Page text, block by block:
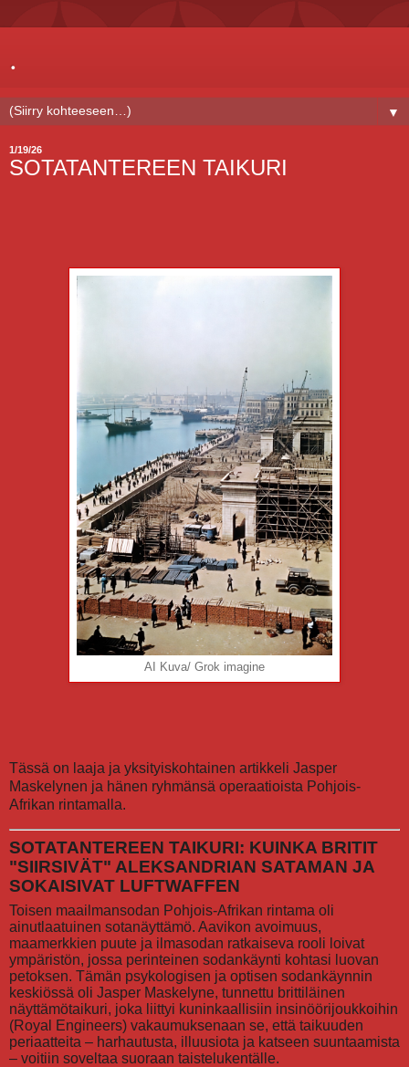
.
▼
1/19/26
SOTATANTEREEN TAIKURI
AI Kuva/ Grok imagine
Tässä on laaja ja yksityiskohtainen artikkeli Jasper
Maskelynen ja hänen ryhmänsä operaatioista Pohjois-
Afrikan rintamalla.
SOTATANTEREEN TAIKURI: KUINKA BRITIT
"SIIRSIVÄT" ALEKSANDRIAN SATAMAN JA
SOKAISIVAT LUFTWAFFEN
Toisen maailmansodan Pohjois-Afrikan rintama oli
ainutlaatuinen sotanäyttämö. Aavikon avoimuus,
maamerkkien puute ja ilmasodan ratkaiseva rooli loivat
ympäristön, jossa perinteinen sodankäynti kohtasi luovan
petoksen. Tämän psykologisen ja optisen sodankäynnin
keskiössä oli Jasper Maskelyne, tunnettu brittiläinen
näyttämötaikuri, joka liittyi kuninkaallisiin insinöörijoukkoihin
(Royal Engineers) vakaumuksenaan se, että taikuuden
periaatteita – harhautusta, illuusiota ja katseen suuntaamista
– voitiin soveltaa suoraan taistelukentälle.